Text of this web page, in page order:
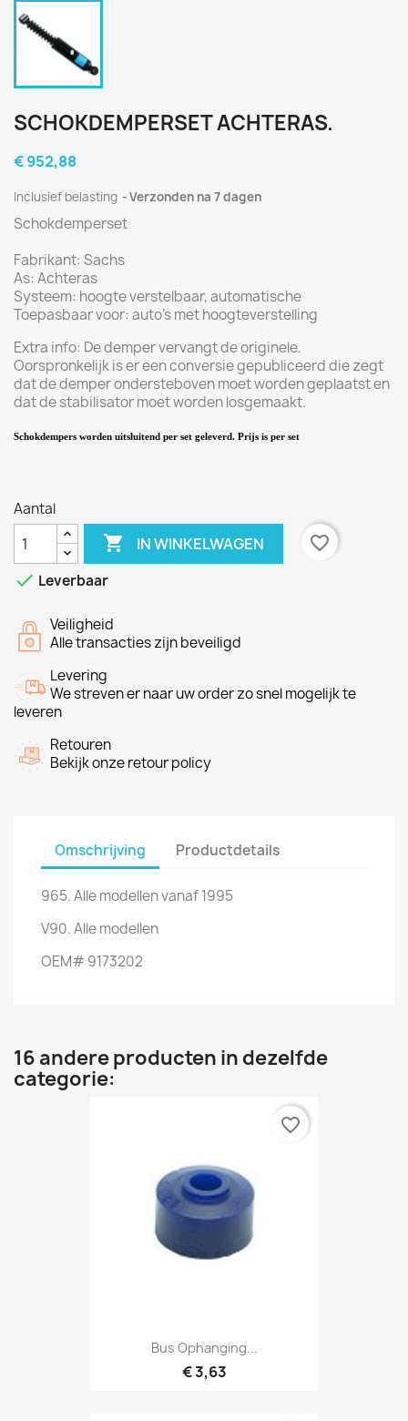
SCHOKDEMPERSET ACHTERAS.
€ 952,88
Inclusief belasting Verzonden na 7 dagen
Schokdemperset
Fabrikant: Sachs
As: Achteras
Systeem: hoogte verstelbaar,automatische
Toepasbaar voor: auto'smethoogteverstelling
Extra info: De dempervervangt de originele.
Oorspronkelijk is er eenconversiegepubliceerddie zegt
datde demperondersteboven moet wordengeplaatst en
datde stabilisatormoetworden losgemaakt.
Schokdempers worden uitsluitend per set geleverd. Prijs is per set
Aantal
 IN WINKELWAGEN
favorite_border
 Leverbaar
Veiligheid
Alle transacties zijn beveiligd
Levering
We streven er naar uw order zo snel mogelijk te
leveren
Retouren
Bekijk onze retour policy
Omschrijving Productdetails
965. Alle modellen vanaf 1995
V90. Alle modellen
OEM# 9173202
16 andere producten in dezelfde
categorie:
Bus Ophanging...
€ 3,63
favorite_border